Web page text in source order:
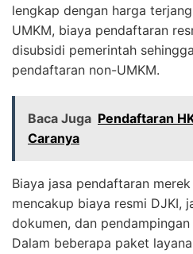
lengkap dengan harga
UMKM, biaya pendaftaran
disubsidi pemerintah
pendaftaran non-UMKM.
Baca Juga Pendaftaran
Caranya
Biaya jasa pendaftaran
mencakup biaya resmi DJKI,
dokumen, dan
Dalam beberapa paket